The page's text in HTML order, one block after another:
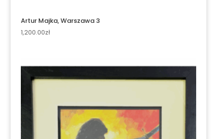
Artur Majka, Warszawa 3
1,200.00zł